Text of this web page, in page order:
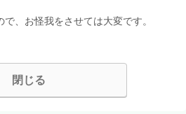
、お怪我をさせては大変です。
閉じる